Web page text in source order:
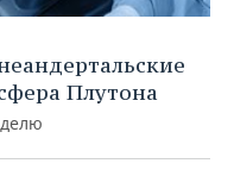
Плутона